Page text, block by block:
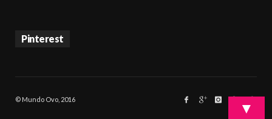
Pinterest
© Mundo Ovo, 2016 ▼